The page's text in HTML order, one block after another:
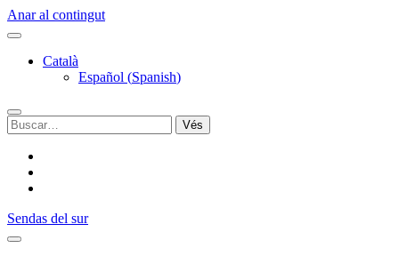
Anar al contingut
Català
Español (Spanish)
Buscar:
Sendas del sur